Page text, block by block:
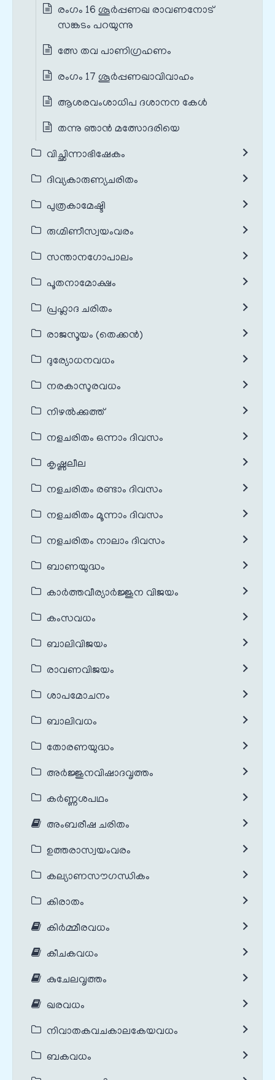
രംഗം 16 ശൂർപ്പണഖ രാവണനോട്
സങ്കടം പറയുന്നു
ത്സേ തവ പാണിഗ്രഹണം
രംഗം 17 ശൂർപ്പണഖാവിവാഹം
ആശരവംശാധിപ ദശാനന കേൾ
തന്നു ഞാൻ മത്സോദരിയെ
വിച്ഛിന്നാഭിഷേകം
ദിവ്യകാരുണ്യചരിതം
പുത്രകാമേഷ്ടി
രുഗ്മിണീസ്വയംവരം
സന്താനഗോപാലം
പൂതനാമോക്ഷം
പ്രഹ്ലാദ ചരിതം
രാജസൂയം (തെക്കൻ)
ദുര്യോധനവധം
നരകാസുരവധം
നിഴൽക്കുത്ത്
നളചരിതം ഒന്നാം ദിവസം
കൃഷ്ണലീല
നളചരിതം രണ്ടാം ദിവസം
നളചരിതം മൂന്നാം ദിവസം
നളചരിതം നാലാം ദിവസം
ബാണയുദ്ധം
കാർത്തവീര്യാർജ്ജുന വിജയം
കംസവധം
ബാലിവിജയം
രാവണവിജയം
ശാപമോചനം
ബാലിവധം
തോരണയുദ്ധം
അർജ്ജുനവിഷാദവൃത്തം
കർണ്ണശപഥം
അംബരീഷ ചരിതം
ഉത്തരാസ്വയംവരം
കല്യാണസൗഗന്ധികം
കിരാതം
കിർമ്മീരവധം
കീചകവധം
കുചേലവൃത്തം
ഖരവധം
നിവാതകവചകാലകേയവധം
ബകവധം